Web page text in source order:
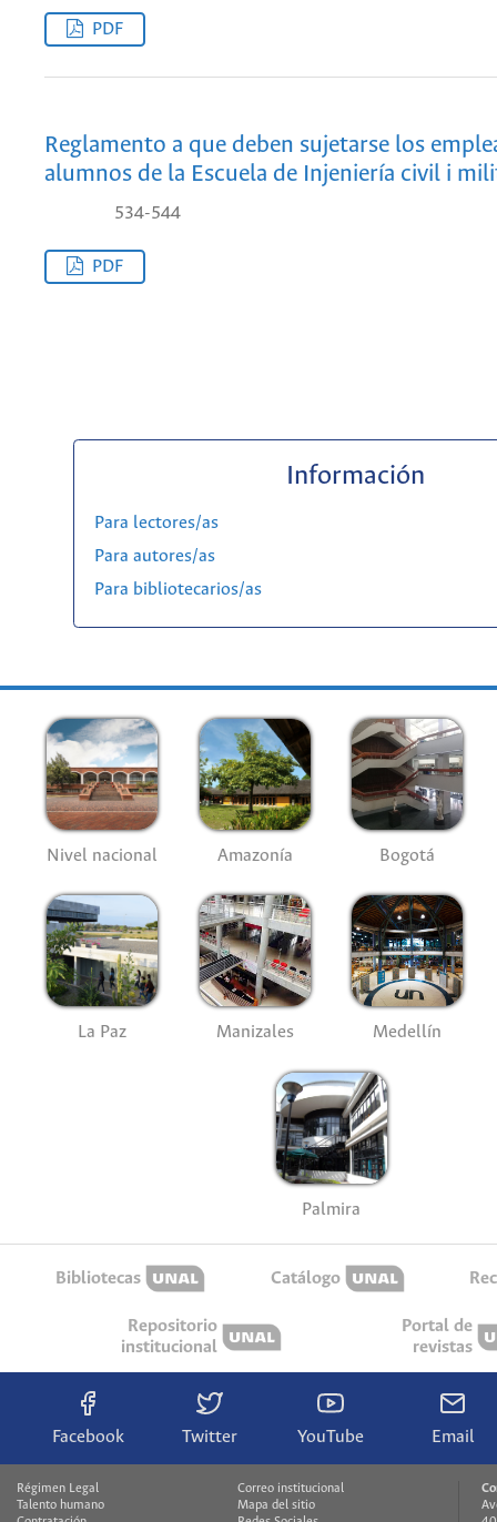
PDF
Reglamento a que deben sujetarse los
alumnos de la Escuela de Injeniería civil i
534-544
PDF
Información
Para lectores/as
Para autores/as
Para bibliotecarios/as
Nivel nacional Amazonía Bogotá
La Paz Manizales Medellín
Palmira
Bibliotecas Catálogo
Repositorio
institucional
Portal de
revistas
Facebook Twitter YouTube Email
Régimen Legal
Talento humano
Correo institucional
Mapa del sitio